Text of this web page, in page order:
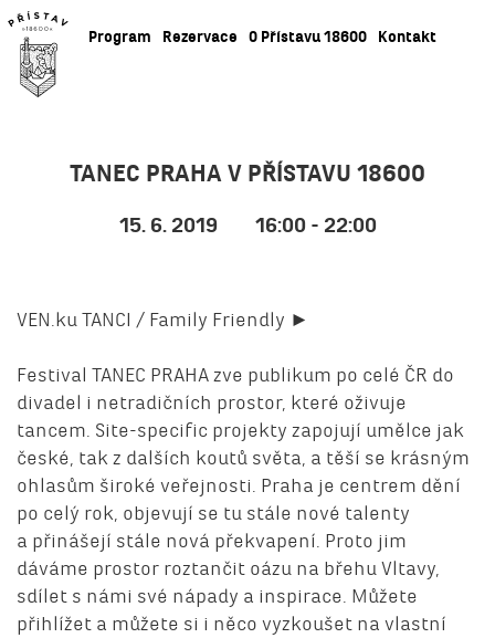
Program Rezervace O Přístavu 18600 Kontakt
TANEC PRAHA V PŘÍSTAVU 18600
15. 6. 2019 16:00 - 22:00
VEN.ku TANCI / Family Friendly ►
Festival TANEC PRAHA zve publikum po celé ČR do
divadel i netradičních prostor, které oživuje
tancem. Site-specific projekty zapojují umělce jak
české, tak z dalších koutů světa, a těší se krásným
ohlasům široké veřejnosti. Praha je centrem dění
po celý rok, objevují se tu stále nové talenty
a přinášejí stále nová překvapení. Proto jim
dáváme prostor roztančit oázu na břehu Vltavy,
sdílet s námi své nápady a inspirace. Můžete
přihlížet a můžete si i něco vyzkoušet na vlastní